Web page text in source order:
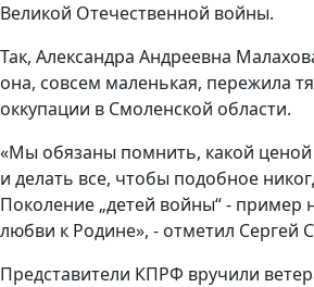
Великой Отечественной войны.
Так, Александра Андреевна
она, совсем маленькая, пережила
оккупации в Смоленской области.
«Мы обязаны помнить, какой ценой
и делать все, чтобы подобное
Поколение „детей войны“ - пример
любви к Родине», - отметил Сергей
Представители КПРФ вручили